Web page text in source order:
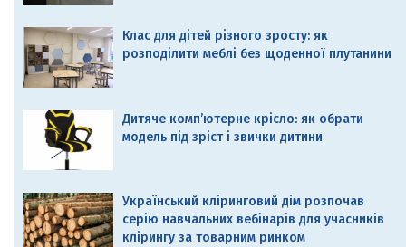
Клас для дітей різного зросту: як
розподілити меблі без щоденної плутанини
Дитяче комп’ютерне крісло: як обрати
модель під зріст і звички дитини
Український кліринговий дім розпочав
серію навчальних вебінарів для учасників
клірингу за товарним ринком